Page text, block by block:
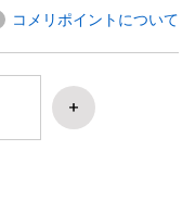
コメリポイントについて